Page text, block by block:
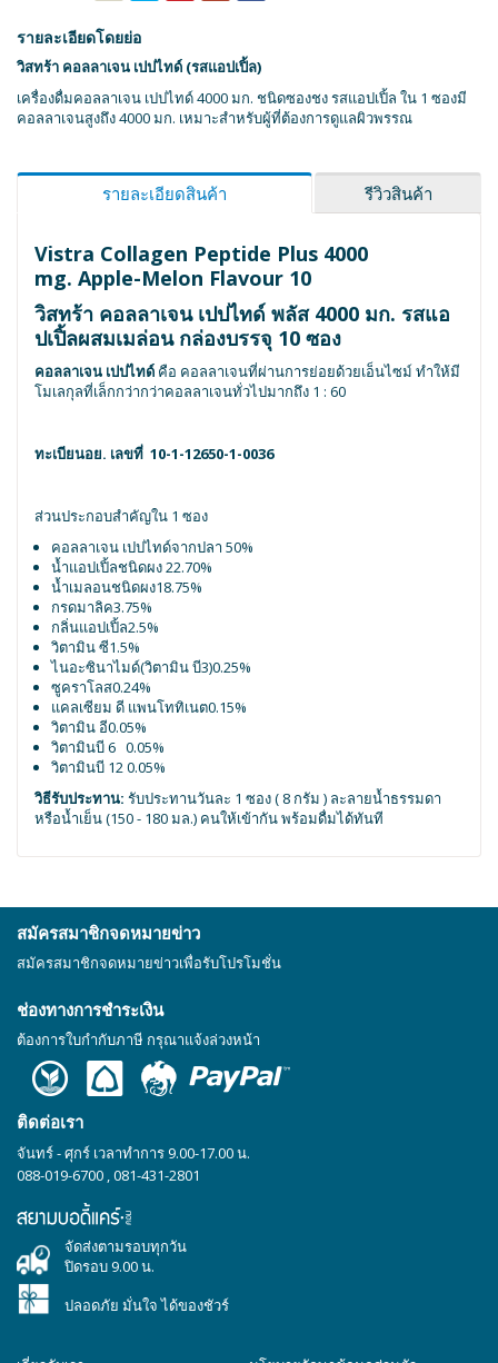
รายละเอียดโดยย่อ
วิสทร้า คอลลาเจน เปปไทด์ (รสแอปเปิ้ล)
เครื่องดื่มคอลลาเจน เปปไทด์ 4000 มก. ชนิดซองชง รสแอปเปิ้ล ใน 1 ซองมี
คอลลาเจนสูงถึง 4000 มก. เหมาะสำหรับผู้ที่ต้องการดูแลผิวพรรณ
รายละเอียดสินค้า รีวิวสินค้า
Vistra Collagen Peptide Plus 4000
mg. Apple-Melon Flavour 10
วิสทร้า คอลลาเจน เปปไทด์ พลัส 4000 มก. รสแอ
ปเปิ้ลผสมเมล่อน กล่องบรรจุ 10 ซอง
คอลลาเจน เปปไทด์ คือ คอลลาเจนที่ผ่านการย่อยด้วยเอ็นไซม์ ทำให้มี
โมเลกุลที่เล็กกว่ากว่าคอลลาเจนทั่วไปมากถึง 1 : 60
ทะเบียนอย. เลขที่ 10-1-12650-1-0036
ส่วนประกอบสำคัญใน 1 ซอง
คอลลาเจน เปปไทด์จากปลา 50%
น้ำแอปเปิ้ลชนิดผง 22.70%
น้ำเมลอนชนิดผง18.75%
กรดมาลิค3.75%
กลิ่นแอปเปิ้ล2.5%
วิตามิน ซี1.5%
ไนอะซินาไมด์(วิตามิน บี3)0.25%
ซูคราโลส0.24%
แคลเซียม ดี แพนโททิเนต0.15%
วิตามิน อี0.05%
วิตามินบี 6 0.05%
วิตามินบี 12 0.05%
วิธีรับประทาน: รับประทานวันละ 1 ซอง ( 8 กรัม ) ละลายน้ำธรรมดา
หรือน้ำเย็น (150 - 180 มล.) คนให้เข้ากัน พร้อมดื่มได้ทันที
สมัครสมาชิกจดหมายข่าว
สมัครสมาชิกจดหมายข่าวเพื่อรับโปรโมชั่น
ช่องทางการชำระเงิน
ต้องการใบกำกับภาษี กรุณาแจ้งล่วงหน้า
ติดต่อเรา
จันทร์ - ศุกร์ เวลาทำการ 9.00-17.00 น.
088-019-6700 ,081-431-2801
จัดส่งตามรอบทุกวัน
ปิดรอบ 9.00 น.
ปลอดภัย มั่นใจ ได้ของชัวร์